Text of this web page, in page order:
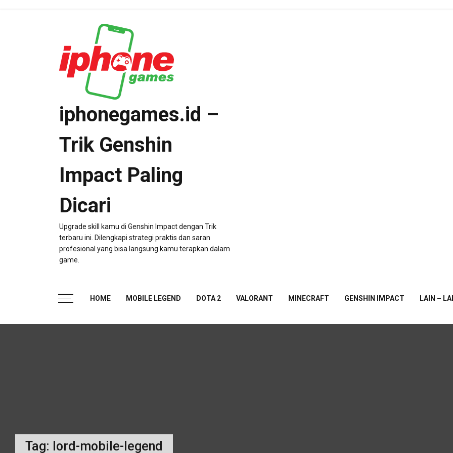
iphonegames.id –
Trik Genshin
Impact Paling
Dicari
Upgrade skill kamu di Genshin Impact dengan Trik
terbaru ini. Dilengkapi strategi praktis dan saran
profesional yang bisa langsung kamu terapkan dalam
game.
HOME MOBILE LEGEND DOTA 2 VALORANT MINECRAFT GENSHIN IMPACT LAIN –
Tag: lord-mobile-legend